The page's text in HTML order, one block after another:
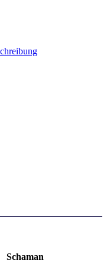
Schaman